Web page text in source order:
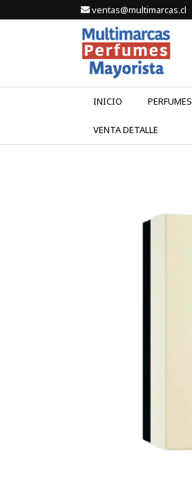
ventas@multimarcas.cl
INICIO PERFUMES
VENTA DETALLE